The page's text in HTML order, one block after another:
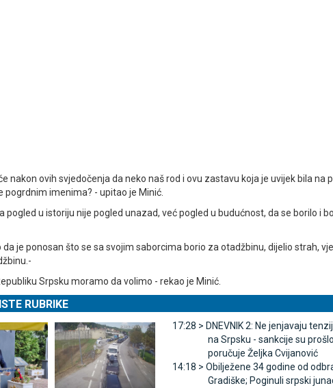
nakon ovih svjedočenja da neko naš rod i ovu zastavu koja je uvijek bila na
pogrdnim imenima? - upitao je Minić.
pogled u istoriju nije pogled unazad, već pogled u budućnost, da se borilo i
da je ponosan što se sa svojim saborcima borio za otadžbinu, dijelio strah,
Srpsku moramo da volimo - rekao je Minić.
RUBRIKE
17:28 > DNEVNIK 2: Ne jenjavaju
na Srpsku - sankcije su
poručuje Željka Cvijanović
14:18 > Obilježene 34 godine od
Gradiške; Poginuli srpski